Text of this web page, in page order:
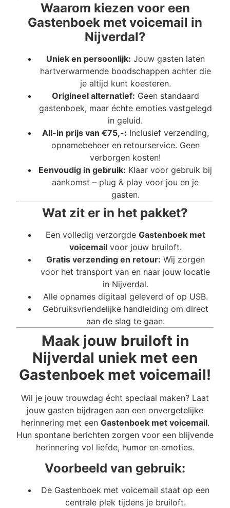
Waarom kiezen voor een
Gastenboek met voicemail in
Nijverdal?
Uniek en persoonlijk: Jouw gasten laten
hartverwarmende boodschappen achter die
je altijd kunt koesteren.
Origineel alternatief: Geen standaard
gastenboek, maar échte emoties vastgelegd
in geluid.
All-in prijs van €75,-: Inclusief verzending,
opnamebeheer en retourservice. Geen
verborgen kosten!
Eenvoudig in gebruik: Klaar voor gebruik bij
aankomst – plug & play voor jou en je
gasten.
Wat zit er in het pakket?
Een volledig verzorgde Gastenboek met
voicemailvoor jouw bruiloft.
Gratis verzending en retour: Wij zorgen
voor het transport van en naar jouw locatie
in Nijverdal.
Alle opnames digitaal geleverd of op USB.
Gebruiksvriendelijke handleiding om direct
aan de slag te gaan.
Maak jouw bruiloft in
Nijverdal uniek met een
Gastenboek met voicemail!
Wil je jouw trouwdag écht speciaal maken? Laat
jouw gasten bijdragen aan een onvergetelijke
herinnering met een Gastenboek met voicemail.
Hun spontane berichten zorgen voor een blijvende
herinnering vol liefde, humor en emoties.
Voorbeeld van gebruik:
De Gastenboek met voicemail staat op een
centrale plek tijdens je bruiloft.